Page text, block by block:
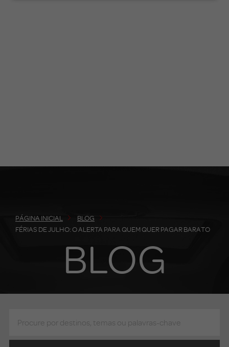
PÁGINA INICIAL
BLOG
FÉRIAS DE JULHO: O ALERTA PARA QUEM QUER PAGAR BARATO
BLOG